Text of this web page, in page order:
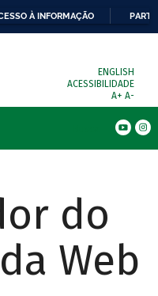
À INFORMAÇÃO
ENGLISH
ACESSIBILIDADE
A+ A-
do
Web